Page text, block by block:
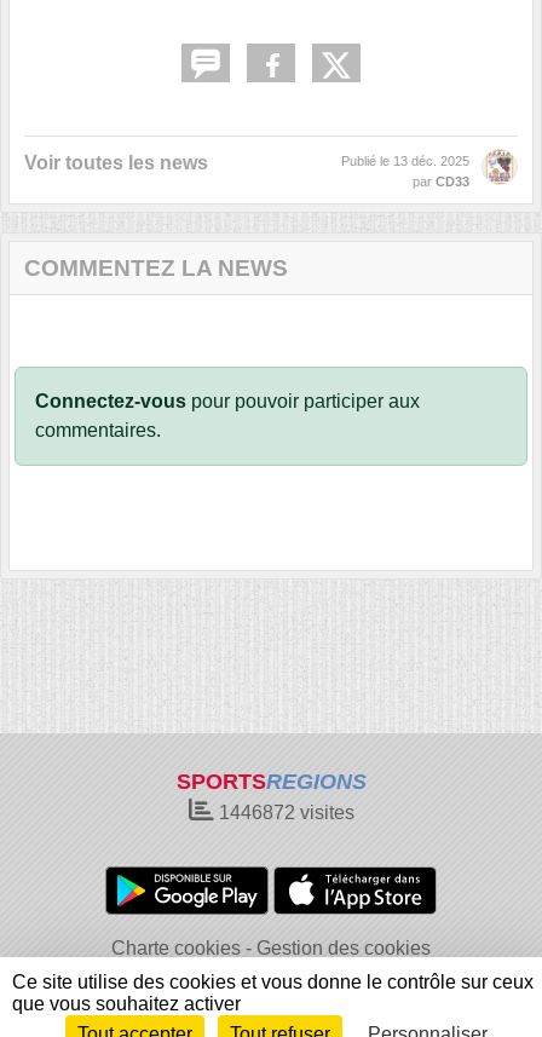
Voir toutes les news Publié le 13 déc. 2025
par CD33
COMMENTEZ LA NEWS
Connectez-vous pour pouvoir participer aux
commentaires.
SPORTSREGIONS
1446872 visites
Charte cookies
Gestion des cookies
Informations légales
Signaler un contenu inapproprié
Ce site utilise des cookies et vous donne le contrôle sur ceux
que vous souhaitez activer